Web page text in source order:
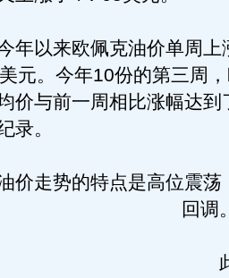
以来欧佩克油价单周上
元。今年10份的第三周
价与前一周相比涨幅达到
录。
走势的特点是高位震荡
回调
此